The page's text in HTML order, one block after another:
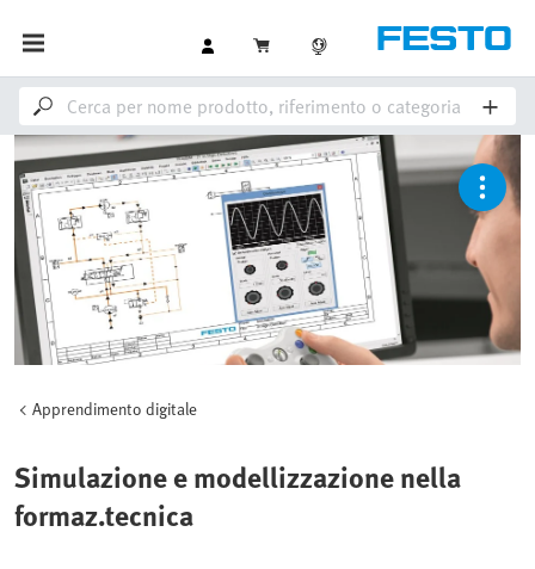
Apprendimento digitale
Simulazione e modellizzazione nella
formaz.tecnica